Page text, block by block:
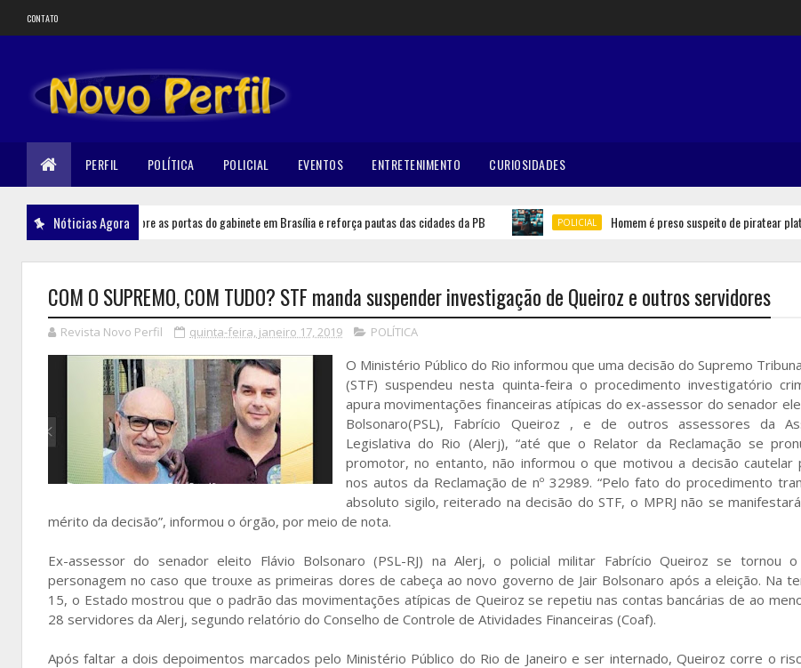
CONTATO
PERFIL POLÍTICA POLICIAL EVENTOS ENTRETENIMENTO CURIOSIDADES
Nóticias Agora
Gervásio abre as portas do gabinete em Brasília e reforça pautas das cidades da PB POLICIAL Homem é preso suspeito de piratear
COM O SUPREMO, COM TUDO? STF manda suspender investigação de Queiroz e outros servidores
Revista Novo Perfil quinta-feira, janeiro 17, 2019 POLÍTICA
O Ministério Público do Rio informou que uma decisão do Supremo
(STF) suspendeu nesta quinta-feira o procedimento investigatório
apura movimentações financeiras atípicas do ex-assessor do senador
Bolsonaro(PSL), Fabrício Queiroz , e de outros assessores da
Legislativa do Rio (Alerj), “até que o Relator da Reclamação se
promotor, no entanto, não informou o que motivou a decisão cautelar
nos autos da Reclamação de nº 32989. “Pelo fato do procedimento
absoluto sigilo, reiterado na decisão do STF, o MPRJ não se
mérito da decisão”, informou o órgão, por meio de nota.
Ex-assessor do senador eleito Flávio Bolsonaro (PSL-RJ) na Alerj, o policial militar Fabrício Queiroz se tornou o
personagem no caso que trouxe as primeiras dores de cabeça ao novo governo de Jair Bolsonaro após a eleição. Na
15, o Estado mostrou que o padrão das movimentações atípicas de Queiroz se repetiu nas contas bancárias de ao
28 servidores da Alerj, segundo relatório do Conselho de Controle de Atividades Financeiras (Coaf).
Após faltar a dois depoimentos marcados pelo Ministério Público do Rio de Janeiro e ser internado, Queiroz corre o